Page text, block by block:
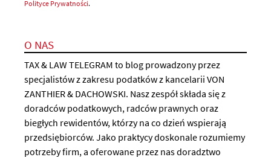
Polityce Prywatności.
O NAS
TAX & LAW TELEGRAM to blog prowadzony przez
specjalistów z zakresu podatków z kancelarii VON
ZANTHIER & DACHOWSKI. Nasz zespół składa się z
doradców podatkowych, radców prawnych oraz
biegłych rewidentów, którzy na co dzień wspierają
przedsiębiorców. Jako praktycy doskonale rozumiemy
potrzeby firm, a oferowane przez nas doradztwo